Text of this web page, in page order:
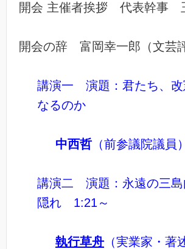
開会 主催者挨拶 代表幹事
開会の辞 富岡幸一郎（文芸
講演一 演題：君たち、改
なるのか
中西哲 （前参議院議員）
講演二 演題：永遠の三島
隠れ 1:21～
執行草舟 （実業家・著